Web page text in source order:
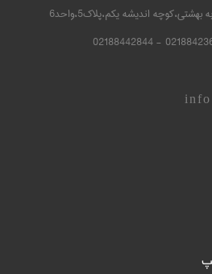
اندیشه یکم،پلاک5،واحد6